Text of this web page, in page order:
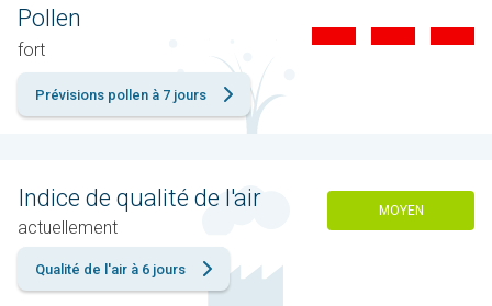
Pollen
fort
Prévisions pollen à 7 jours
Indice de qualité de l'air
actuellement
MOYEN
Qualité de l'air à 6 jours